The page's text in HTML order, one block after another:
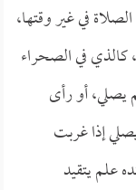
في غير وقتها،
كالذي في الصحراء
يصلي، أو رأى
إذا غربت
علم يتقيد